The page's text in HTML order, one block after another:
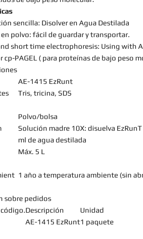
sencilla: Disolver en Agua Destilada
polvo: fácil de guardar y transportar.
short time electrophoresis: Using with
cp-PAGEL ( para proteínas de bajo peso
AE-1415 EzRunt
Tris, tricina, SDS
Polvo/bolsa
Solución madre 10X: disuelva
ml de agua destilada
Máx. 5 L
1 año a temperatura ambiente (sin
sobre pedidos
Descripción
Unidad
AE-1415 EzRunt1 paquete